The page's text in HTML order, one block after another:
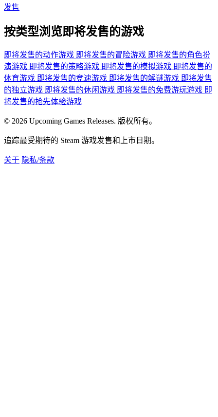
发售
按类型浏览即将发售的游戏
即将发售的动作游戏 即将发售的冒险游戏 即将发售的角色扮
演游戏 即将发售的策略游戏 即将发售的模拟游戏 即将发售的
体育游戏 即将发售的竞速游戏 即将发售的解谜游戏 即将发售
的独立游戏 即将发售的休闲游戏 即将发售的免费游玩游戏 即
将发售的抢先体验游戏
© 2026 Upcoming Games Releases. 版权所有。
追踪最受期待的 Steam 游戏发售和上市日期。
关于 隐私/条款